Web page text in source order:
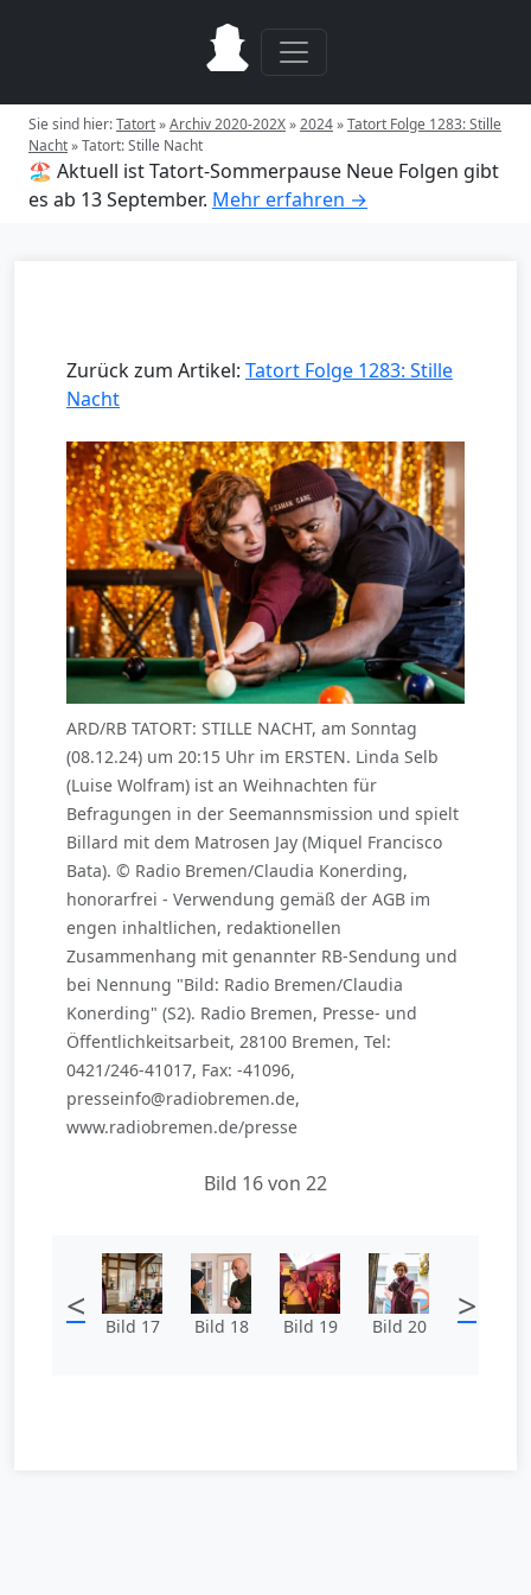
Sie sind hier:Tatort»Archiv 2020-202X»2024»Tatort Folge 1283: Stille
Nacht»Tatort: Stille Nacht
🏖️ Aktuell ist Tatort-Sommerpause Neue Folgen gibt
es ab 13 September. Mehr erfahren →
Zurück zum Artikel: Tatort Folge 1283: Stille
Nacht
ARD/RB TATORT: STILLE NACHT, am Sonntag
(08.12.24) um 20:15 Uhr im ERSTEN. Linda Selb
(Luise Wolfram) ist an Weihnachten für
Befragungen in der Seemannsmission und spielt
Billard mit dem Matrosen Jay (Miquel Francisco
Bata). © Radio Bremen/Claudia Konerding,
honorarfrei - Verwendung gemäß der AGB im
engen inhaltlichen, redaktionellen
Zusammenhang mit genannter RB-Sendung und
bei Nennung "Bild: Radio Bremen/Claudia
Konerding" (S2). Radio Bremen, Presse- und
Öffentlichkeitsarbeit, 28100 Bremen, Tel:
0421/246-41017, Fax: -41096,
presseinfo@radiobremen.de,
www.radiobremen.de/presse
Bild 16 von 22
< Bild 17 Bild 18 Bild 19 Bild 20 >